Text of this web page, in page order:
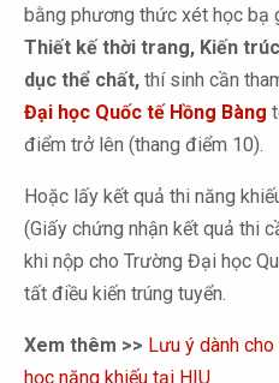
bằng phương thức xét học bạ
Thiết kế thời trang, Kiến
dục thể chất, thí sinh cần
Đại học Quốc tế Hồng Bàng
điểm trở lên (thang điểm 10).
Hoặc lấy kết quả thi năng
(Giấy chứng nhận kết quả thi
khi nộp cho Trường Đại học
tất điều kiến trúng tuyển.
Xem thêm >> Lưu ý dành
học năng khiếu tại HIU